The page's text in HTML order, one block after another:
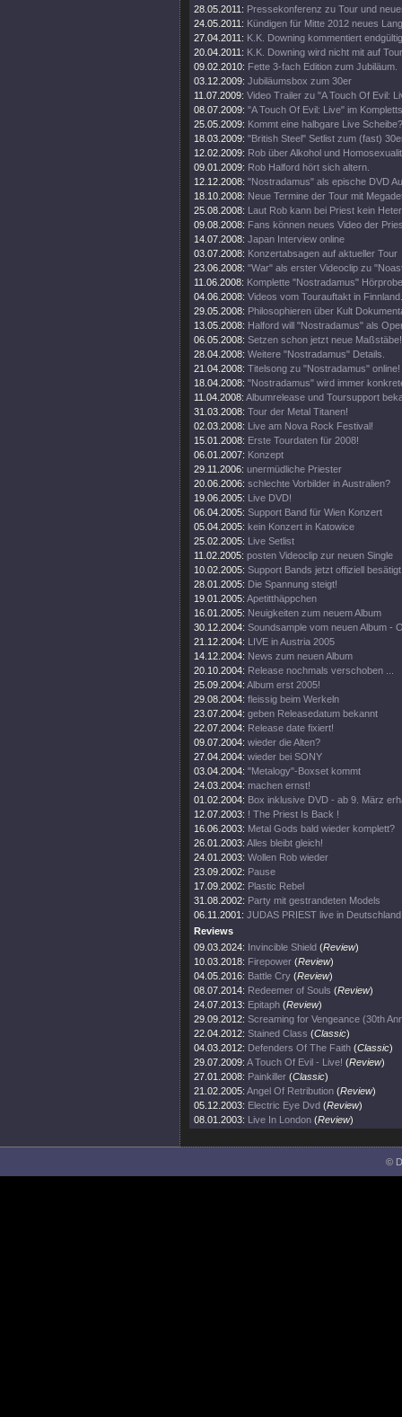
28.05.2011: Pressekonferenz zu Tour und
24.05.2011: Kündigen für Mitte 2012 neues
27.04.2011: K.K. Downing kommentiert
20.04.2011: K.K. Downing wird nicht mit auf
09.02.2010: Fette 3-fach Edition zum Jubiläum.
03.12.2009: Jubiläumsbox zum 30er
11.07.2009: Video Trailer zu "A Touch Of Evil:
08.07.2009: "A Touch Of Evil: Live" im
25.05.2009: Kommt eine halbgare Live Scheibe?
18.03.2009: "British Steel" Setlist zum (fast)
12.02.2009: Rob über Alkohol und
09.01.2009: Rob Halford hört sich altern.
12.12.2008: "Nostradamus" als epische DVD
18.10.2008: Neue Termine der Tour mit
25.08.2008: Laut Rob kann bei Priest kein
09.08.2008: Fans können neues Video der
14.07.2008: Japan Interview online
03.07.2008: Konzertabsagen auf aktueller Tour
23.06.2008: "War" als erster Videoclip zu
11.06.2008: Komplette "Nostradamus"
04.06.2008: Videos vom Tourauftakt in Finnland.
29.05.2008: Philosophieren über Kult
13.05.2008: Halford will "Nostradamus" als
06.05.2008: Setzen schon jetzt neue Maßstäbe!
28.04.2008: Weitere "Nostradamus" Details.
21.04.2008: Titelsong zu "Nostradamus" online!
18.04.2008: "Nostradamus" wird immer
11.04.2008: Albumrelease und Toursupport
31.03.2008: Tour der Metal Titanen!
02.03.2008: Live am Nova Rock Festival!
15.01.2008: Erste Tourdaten für 2008!
06.01.2007: Konzept
29.11.2006: unermüdliche Priester
20.06.2006: schlechte Vorbilder in Australien?
19.06.2005: Live DVD!
06.04.2005: Support Band für Wien Konzert
05.04.2005: kein Konzert in Katowice
25.02.2005: Live Setlist
11.02.2005: posten Videoclip zur neuen Single
10.02.2005: Support Bands jetzt offiziell besätigt
28.01.2005: Die Spannung steigt!
19.01.2005: Apetitthäppchen
16.01.2005: Neuigkeiten zum neuem Album
30.12.2004: Soundsample vom neuen Album -
21.12.2004: LIVE in Austria 2005
14.12.2004: News zum neuen Album
20.10.2004: Release nochmals verschoben ...
25.09.2004: Album erst 2005!
29.08.2004: fleissig beim Werkeln
23.07.2004: geben Releasedatum bekannt
22.07.2004: Release date fixiert!
09.07.2004: wieder die Alten?
27.04.2004: wieder bei SONY
03.04.2004: "Metalogy"-Boxset kommt
24.03.2004: machen ernst!
01.02.2004: Box inklusive DVD - ab 9. März
12.07.2003: ! The Priest Is Back !
16.06.2003: Metal Gods bald wieder komplett?
26.01.2003: Alles bleibt gleich!
24.01.2003: Wollen Rob wieder
23.09.2002: Pause
17.09.2002: Plastic Rebel
31.08.2002: Party mit gestrandeten Models
06.11.2001: JUDAS PRIEST live in Deutschland
Reviews
09.03.2024: Invincible Shield (Review)
10.03.2018: Firepower (Review)
04.05.2016: Battle Cry (Review)
08.07.2014: Redeemer of Souls (Review)
24.07.2013: Epitaph (Review)
29.09.2012: Screaming for Vengeance (30th
22.04.2012: Stained Class (Classic)
04.03.2012: Defenders Of The Faith (Classic)
29.07.2009: A Touch Of Evil - Live! (Review)
27.01.2008: Painkiller (Classic)
21.02.2005: Angel Of Retribution (Review)
05.12.2003: Electric Eye Dvd (Review)
08.01.2003: Live In London (Review)
©